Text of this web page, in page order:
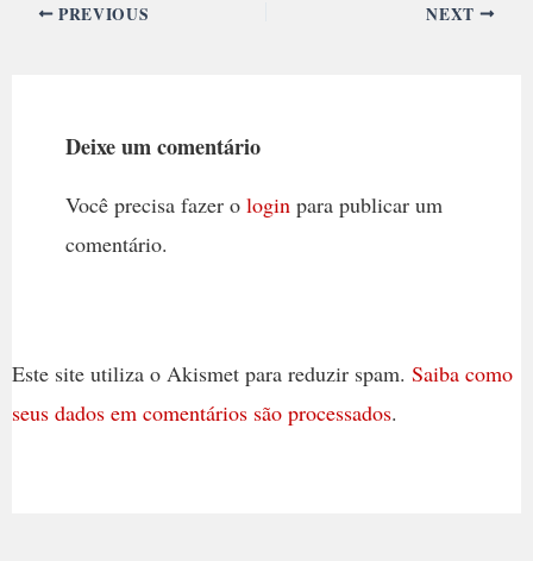
PREVIOUS NEXT
Deixe um comentário
Você precisa fazer o loginpara publicar um
comentário.
Este site utiliza o Akismet para reduzir spam. Saiba como
seus dados em comentários são processados.